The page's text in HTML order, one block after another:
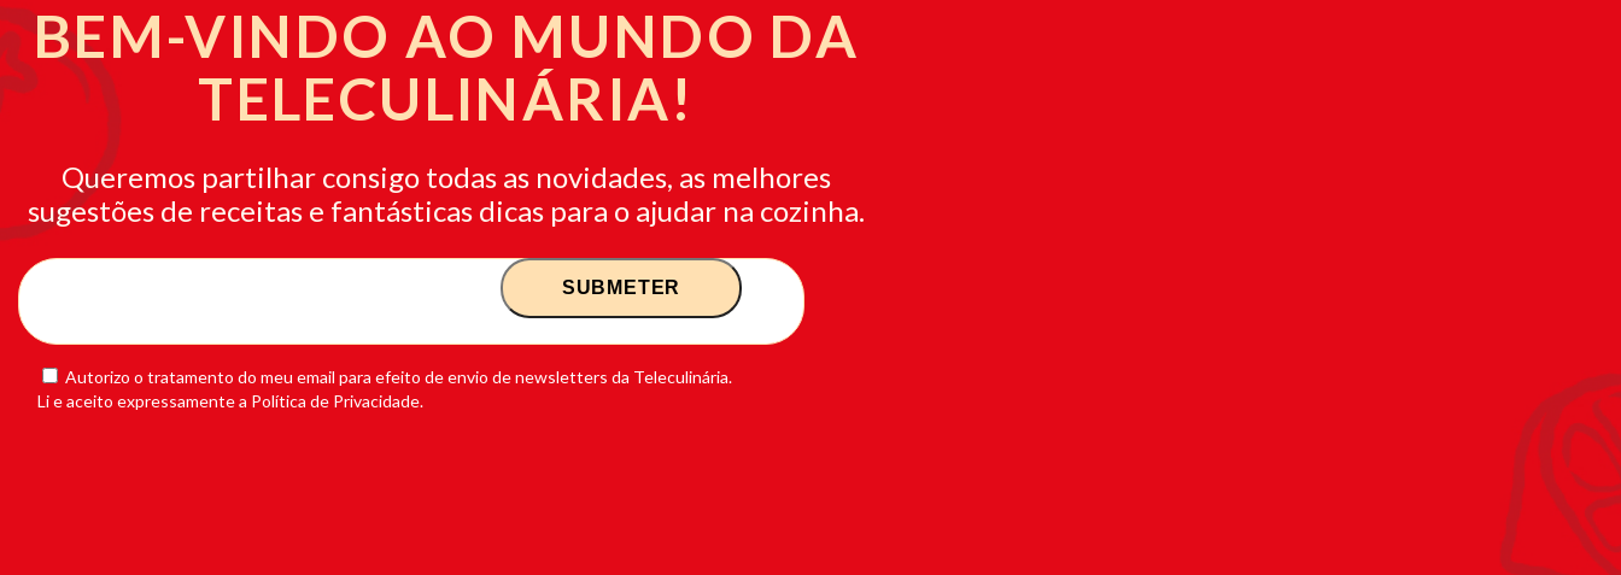
BEM-VINDO AO MUNDO DA
TELECULINÁRIA!
Queremos partilhar consigo todas as novidades, as melhores
sugestões de receitas e fantásticas dicas para o ajudar na cozinha.
Autorizo o tratamento do meu email para efeito de envio de newsletters da Teleculinária.
Li e aceito expressamente a Política de Privacidade.